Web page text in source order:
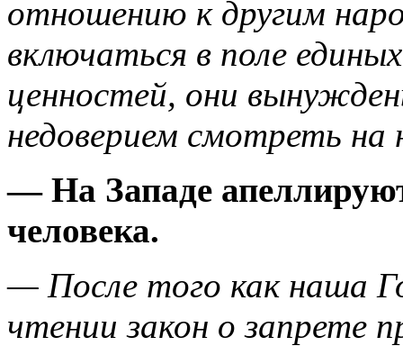
отношению к другим
включаться в поле
ценностей, они
недоверием смотреть на
— На Западе
человека.
— После того как наша
чтении закон о запрете